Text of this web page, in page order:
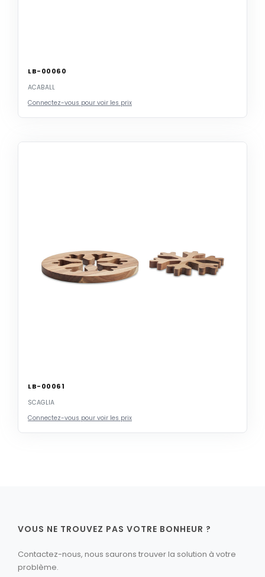
LB-00060
ACABALL
Connectez-vous pour voir les prix
LB-00061
SCAGLIA
Connectez-vous pour voir les prix
VOUS NE TROUVEZ PAS VOTRE BONHEUR ?
Contactez-nous, nous saurons trouver la solution à votre
problème.